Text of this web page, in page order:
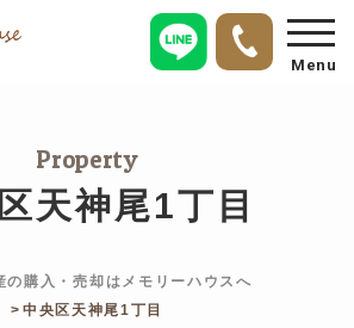
Menu
Property
天神尾1丁目
の購入・売却はメモリーハウスへ
中央区天神尾1丁目